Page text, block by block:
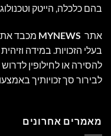
בהם כלכלה, הייטק
אתר MYNEWS מכבד את
בעלי הזכויות. במידה
להסירה או לחילופין
לבירור סך זכויותיך
מאמרים אחרונים